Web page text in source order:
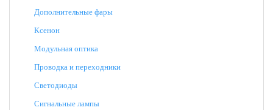
Дополнительные фары
Ксенон
Модульная оптика
Проводка и переходники
Светодиоды
Сигнальные лампы